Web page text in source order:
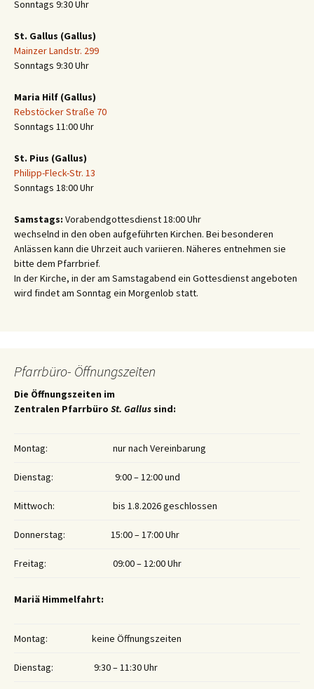
Sonntags 9:30 Uhr
St. Gallus (Gallus)
Mainzer Landstr. 299
Sonntags 9:30 Uhr
Maria Hilf (Gallus)
Rebstöcker Straße 70
Sonntags 11:00 Uhr
St. Pius (Gallus)
Philipp-Fleck-Str. 13
Sonntags 18:00 Uhr
Samstags: Vorabendgottesdienst 18:00 Uhr
wechselnd in den oben aufgeführten Kirchen. Bei besonderen
Anlässen kann die Uhrzeit auch variieren. Näheres entnehmen sie
bitte dem Pfarrbrief.
In der Kirche, in der am Samstagabend ein Gottesdienst angeboten
wird findet am Sonntag ein Morgenlob statt.
Pfarrbüro- Öffnungszeiten
Die Öffnungszeiten im
Zentralen Pfarrbüro St. Gallus sind:
Montag: nur nach Vereinbarung
Dienstag: 9:00 – 12:00 und
Mittwoch: bis 1.8.2026 geschlossen
Donnerstag: 15:00 – 17:00 Uhr
Freitag: 09:00 – 12:00 Uhr
Mariä Himmelfahrt:
Montag: keine Öffnungszeiten
Dienstag: 9:30 – 11:30 Uhr